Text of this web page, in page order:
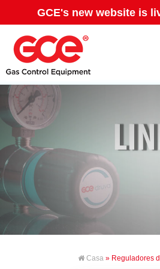
GCE's new website is
Casa » Reguladores